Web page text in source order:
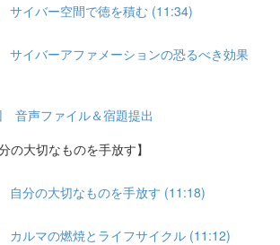
サイバー空間で徳を積む (11:34)
サイバーアファメーションの恐るべき効果
音声ファイル＆宿題提出
大切なものを手放す】
自分の大切なものを手放す (11:18)
カルマの燃焼とライフサイクル (11:12)